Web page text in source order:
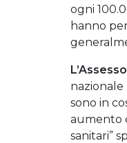
ogni
hanno
sono in
aumento
sanitari”